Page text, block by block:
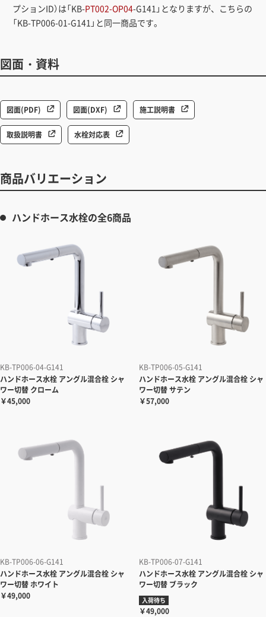
プションID）は「KB-PT002-OP04-G141」となりますが、こちらの
「KB-TP006-01-G141」と同一商品です。
図面・資料
図面(PDF) 図面(DXF) 施工説明書
取扱説明書 水栓対応表
商品バリエーション
ハンドホース水栓の全6商品
KB-TP006-04-G141
ハンドホース水栓 アングル混合栓 シャ
ワー切替 クローム
￥45,000
KB-TP006-05-G141
ハンドホース水栓 アングル混合栓 シャ
ワー切替 サテン
￥57,000
KB-TP006-06-G141
ハンドホース水栓 アングル混合栓 シャ
ワー切替 ホワイト
￥49,000
KB-TP006-07-G141
ハンドホース水栓 アングル混合栓 シャ
ワー切替 ブラック
入荷待ち
￥49,000